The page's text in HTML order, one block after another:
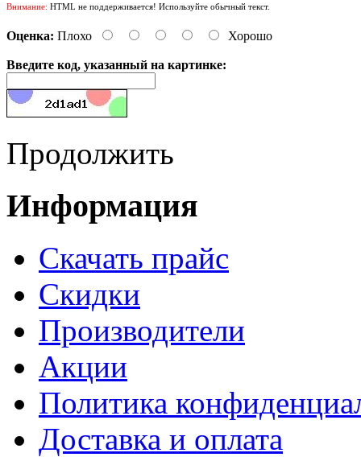
Внимание: HTML не поддерживается! Используйте обычный текст.
Оценка: Плохо Хорошо
Введите код, указанный на картинке:
Продолжить
Информация
Cкачать прайс
Скидки
Производители
Акции
Политика
Доставка и оплата